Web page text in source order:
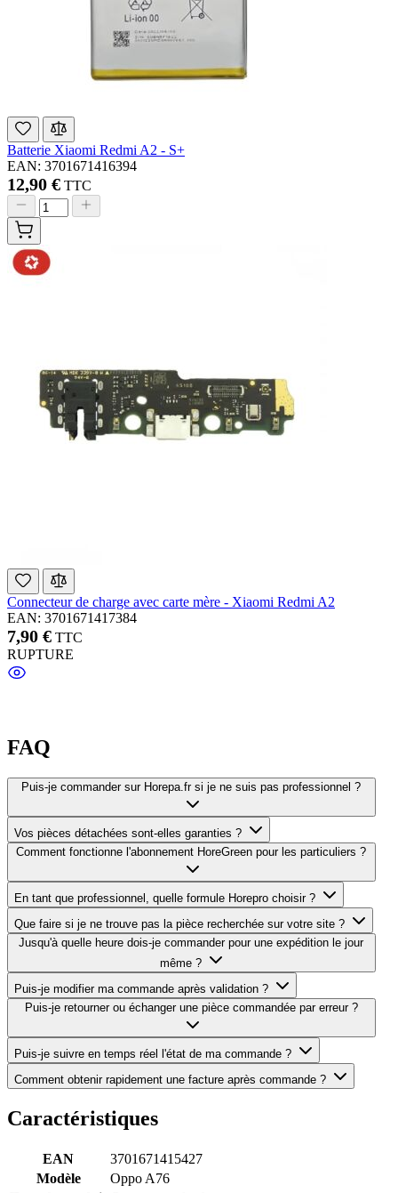
Batterie Xiaomi Redmi A2 - S+
EAN: 3701671416394
12,90 € TTC
Connecteur de charge avec carte mère - Xiaomi Redmi A2
EAN: 3701671417384
7,90 € TTC
RUPTURE
Vos pièces détachées sont-elles garanties ?
Comment fonctionne l'abonnement HoreGreen pour les particuliers ?
En tant que professionnel, quelle formule Horepro choisir ?
Que faire si je ne trouve pas la pièce recherchée sur votre site ?
Jusqu'à quelle heure dois-je commander pour une expédition le jour
même ?
Puis-je modifier ma commande après validation ?
Puis-je retourner ou échanger une pièce commandée par erreur ?
Puis-je suivre en temps réel l'état de ma commande ?
Comment obtenir rapidement une facture après commande ?
Caractéristiques
Modèle
Oppo A76
Type de produit
Connecteur de charge